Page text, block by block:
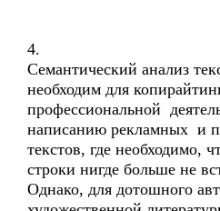
4.
Семантический анализ
необходим для
профессиональной
написанию рекламных и
текстов, где необходимо,
строки нигде больше не
Однако, для дотошного